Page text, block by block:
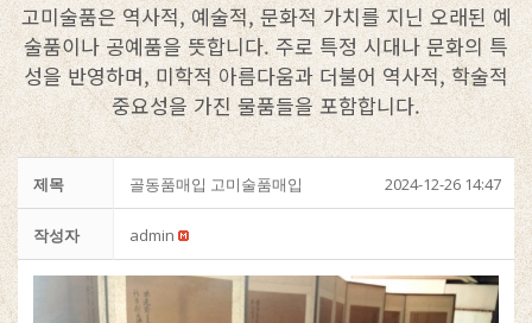
고미술품은 역사적, 예술적, 문화적 가치를 지닌 오래된 예
술품이나 공예품을 뜻합니다. 주로 특정 시대나 문화의 특
성을 반영하며, 미학적 아름다움과 더불어 역사적, 학술적
중요성을 가진 물품들을 포함합니다.
제목 골동품매입 고미술품매입 2024-12-26 14:47
작성자 admin